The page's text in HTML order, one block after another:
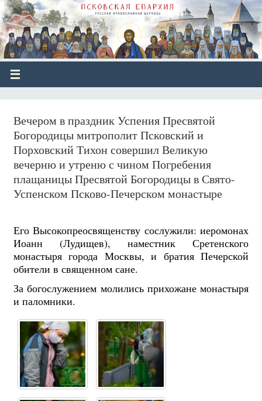
Вечером в праздник Успения Пресвятой
Богородицы митрополит Псковский и
Порховский Тихон совершил Великую
вечерню и утреню с чином Погребения
плащаницы Пресвятой Богородицы в Свято-
Успенском Псково-Печерском монастыре
Его Высокопреосвященству сослужили: иеромонах
Иоанн (Лудищев), наместник Сретенского
монастыря города Москвы, и братия Печерской
обители в священном сане.
За богослужением молились прихожане монастыря
и паломники.